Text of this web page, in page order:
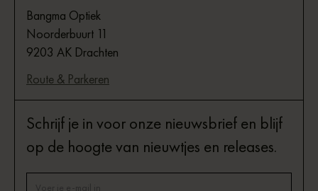
Bangma Optiek
Noorderbuurt 11
9203 AK Drachten
Route & Parkeren
Schrijf je in voor onze nieuwsbrief en blijf
op de hoogte van nieuwtjes en releases.